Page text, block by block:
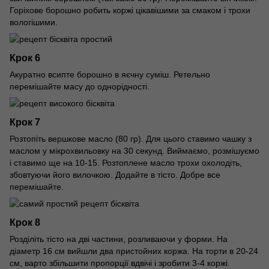
Горіхове борошно робить коржі цікавішими за смаком і трохи
вологішими.
Крок 6
Акуратно всипте борошно в яєчну суміш. Ретельно
перемішайте масу до однорідності.
Крок 7
Розтопіть вершкове масло (80 гр). Для цього ставимо чашку з
маслом у мікрохвильовку на 30 секунд. Виймаємо, розмішуємо
і ставимо ще на 10-15. Розтоплене масло трохи охолодіть,
збовтуючи його вилочкою. Додайте в тісто. Добре все
перемішайте.
Крок 8
Розділіть тісто на дві частини, розливаючи у форми. На
діаметр 16 см вийшли два пристойних коржа. На торти в 20-24
см, варто збільшити пропорції вдвічі і зробити 3-4 коржі.